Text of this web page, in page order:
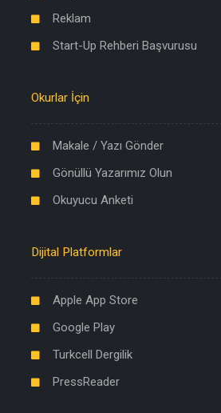
Reklam
Start-Up Rehberi Başvurusu
Okurlar İçin
Makale / Yazı Gönder
Gönüllü Yazarımız Olun
Okuyucu Anketi
Dijital Platformlar
Apple App Store
Google Play
Turkcell Dergilik
PressReader